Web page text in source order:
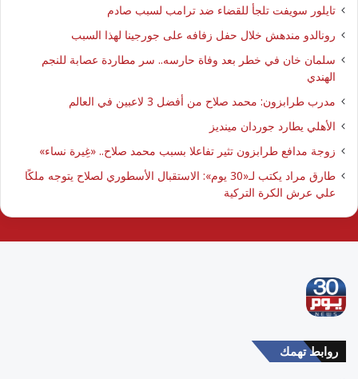
تايلور سويفت تلجأ للقضاء ضد ترامب لسبب صادم
رونالدو مندهش خلال حفل زفافه على جورجينا لهذا السبب
سلمان خان في خطر بعد وفاة حارسه.. سر مطاردة عصابة للنجم
الهندي
مدرب طرابزون: محمد صلاح من أفضل 3 لاعبين في العالم
الأهلي يطارد جوردان مينديز
زوجة مدافع طرابزون تثير تفاعلا بسبب محمد صلاح.. «غِيرة نساء»
طارق مراد يكتب لـ«30 يوم»: الاستقبال الأسطوري لصلاح يتوجه ملكًا
علي عرش الكرة التركية
روابط تهمك